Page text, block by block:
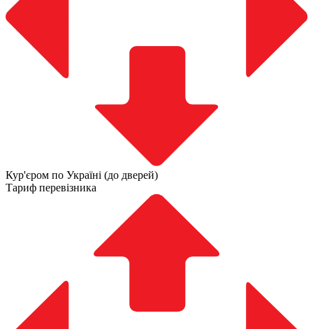
Кур'єром по Україні (до дверей)
Тариф перевізника